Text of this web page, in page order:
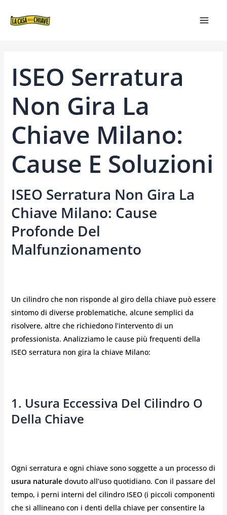
ISEO Serratura
Non Gira La
Chiave Milano:
Cause E Soluzioni
ISEO Serratura Non Gira La
Chiave Milano: Cause
Profonde Del
Malfunzionamento
Un cilindro che non risponde al giro della chiave può essere
sintomo di diverse problematiche, alcune semplici da
risolvere, altre che richiedono l’intervento di un
professionista. Analizziamo le cause più frequenti della
ISEO serratura non gira la chiave Milano:
1. Usura Eccessiva Del Cilindro O
Della Chiave
Ogni serratura e ogni chiave sono soggette a un processo di
usura naturaledovuto all’uso quotidiano. Con il passare del
tempo, i perni interni del cilindro ISEO (i piccoli componenti
che si allineano con i denti della chiave per consentire la
ARTICOLI